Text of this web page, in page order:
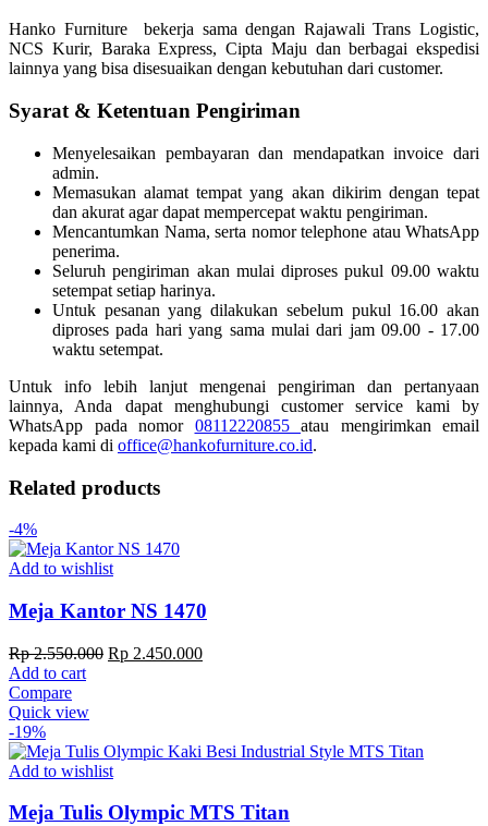
Hanko Furniture bekerja sama dengan Rajawali Trans Logistic,
NCS Kurir, Baraka Express, Cipta Maju dan berbagai ekspedisi
lainnya yang bisa disesuaikan dengan kebutuhan dari customer.
Syarat & Ketentuan Pengiriman
Menyelesaikan pembayaran dan mendapatkan invoice dari
admin.
Memasukan alamat tempat yang akan dikirim dengan tepat
dan akurat agar dapat mempercepat waktu pengiriman.
Mencantumkan Nama, serta nomor telephone atau WhatsApp
penerima.
Seluruh pengiriman akan mulai diproses pukul 09.00 waktu
setempat setiap harinya.
Untuk pesanan yang dilakukan sebelum pukul 16.00 akan
diproses pada hari yang sama mulai dari jam 09.00 - 17.00
waktu setempat.
Untuk info lebih lanjut mengenai pengiriman dan pertanyaan
lainnya, Anda dapat menghubungi customer service kami by
WhatsApp pada nomor 08112220855 atau mengirimkan email
kepada kami di office@hankofurniture.co.id.
Related products
-4%
Add to wishlist
Meja Kantor NS 1470
Rp2.550.000 Original
Rp 2.450.000Current
Add to cart
Compare
Quick view
-19%
Add to wishlist
Meja Tulis Olympic MTS Titan